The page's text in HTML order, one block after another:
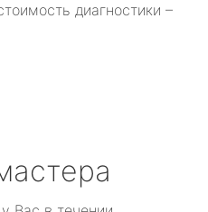
диагностики –